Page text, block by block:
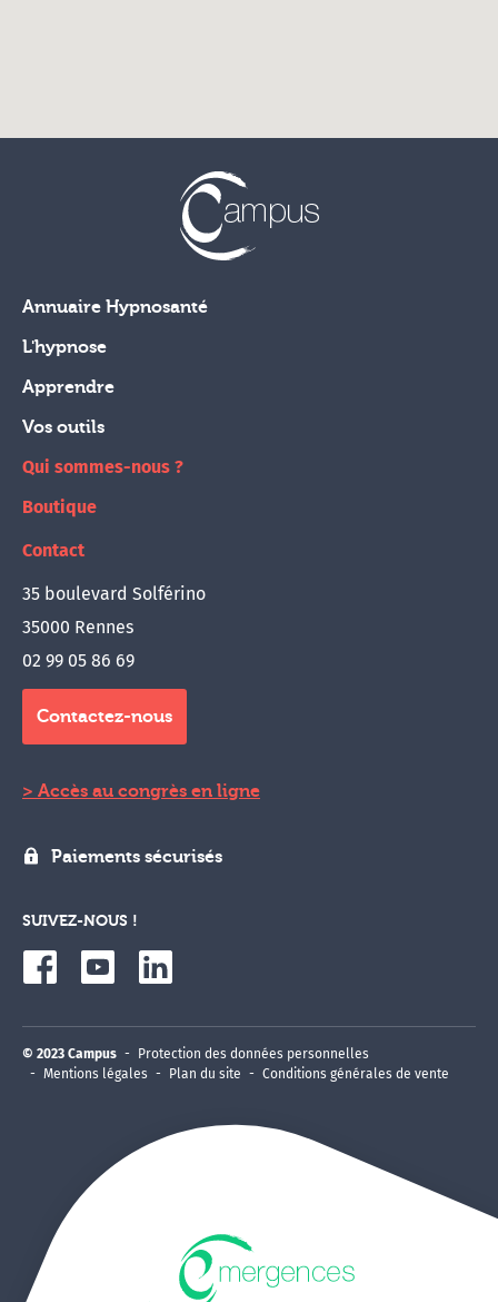
Annuaire Hypnosanté
L'hypnose
Apprendre
Vos outils
Qui sommes-nous ?
Boutique
Contact
35 boulevard Solférino
35000 Rennes
02 99 05 86 69
Contactez-nous
Accès au congrès en ligne
Paiements sécurisés
SUIVEZ-NOUS !
© 2023 Campus
Protection des données personnelles
Mentions légales
Plan du site Conditions générales de vente